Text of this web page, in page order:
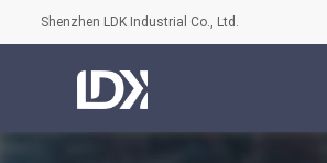
Shenzhen LDK Industrial Co., Ltd.